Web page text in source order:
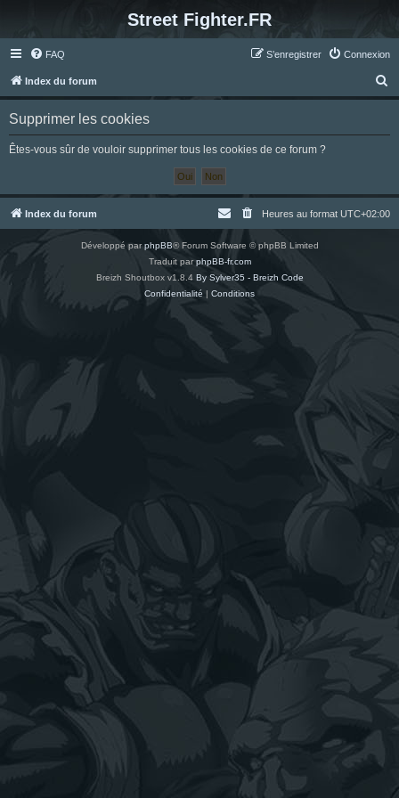
Street Fighter.FR
FAQ Connexion
S’enregistrer
Index du forum
e
h
Supprimer les cookies
Êtes-vous sûr de vouloir supprimer tous les cookies de ce forum ?
Index du forum Heures au format UTC+02:00
Développé parphpBB® Forum Software © phpBB Limited
Traduit parphpBB-fr.com
Breizh Shoutbox v1.8.4 By Sylver35 - Breizh Code
Confidentialité | Conditions